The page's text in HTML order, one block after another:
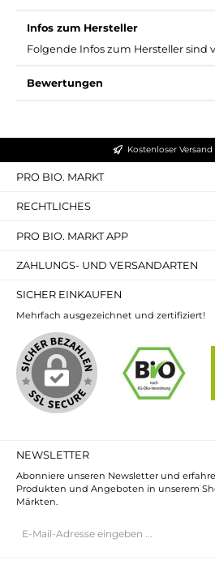
Infos zum Hersteller
Folgende Infos zum Hersteller sind
Bewertungen
Kostenloser
PRO BIO. MARKT
RECHTLICHES
PRO BIO. MARKT APP
ZAHLUNGS- UND VERSANDARTEN
SICHER EINKAUFEN
Mehrfach ausgezeichnet und zertifiziert!
NEWSLETTER
Abonniere unseren Newsletter und
Produkten und Angeboten in unserem
Märkten.
Mail-